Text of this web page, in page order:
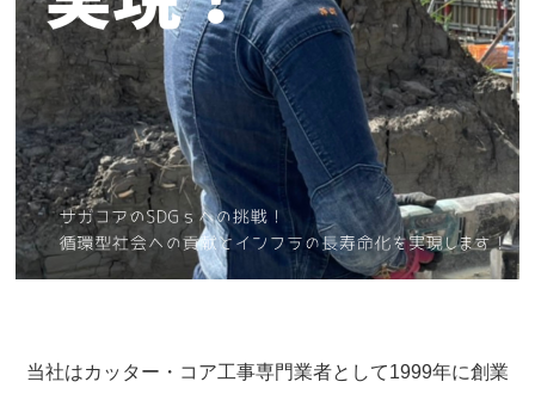
当社はカッター・コア工事専門業者として1999年に創業